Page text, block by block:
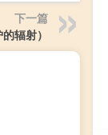
下一篇
辐射）